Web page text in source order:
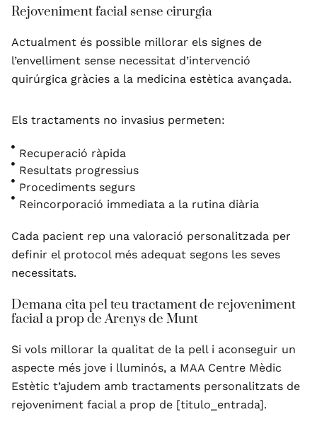
Rejoveniment facial sense cirurgia
Actualment és possible millorar els signes de
l’envelliment sense necessitat d’intervenció
quirúrgica gràcies a la medicina estètica avançada.
Els tractaments no invasius permeten:
Recuperació ràpida
Resultats progressius
Procediments segurs
Reincorporació immediata a la rutina diària
Cada pacient rep una valoració personalitzada per
definir el protocol més adequat segons les seves
necessitats.
Demana cita pel teu tractament de rejoveniment
facial a prop de Arenys de Munt
Si vols millorar la qualitat de la pell i aconseguir un
aspecte més jove i lluminós, a MAA Centre Mèdic
Estètic t’ajudem amb tractaments personalitzats de
rejoveniment facial a prop de [titulo_entrada].